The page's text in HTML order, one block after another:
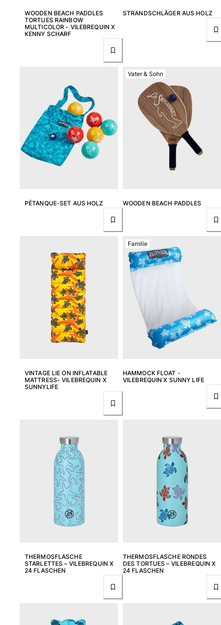
Bademode
Badeanzug
Alle Bademode anzeigen
Bekleidung
Kleider und Röcke
Overall
Shorts
Accessoires
Alle Accessoires anzeigen
Kappen und Anglerhüte
Kappe
Hut
Alle Kappen und Anglerhüte anzeigen
Strandtücher
Unisex-Handtuch
Strandtaschen
Strandtaschen
Mini-Taschen
Stoffbeutel
Alle Taschen anzeigen
Sonnenbrille
Schals
WOODEN BEACH PADDLES
TORTUES RAINBOW
MULTICOLOR - VILEBREQUIN X
KENNY SCHARF
STRANDSCHLÄGER AUS HOLZ
PÉTANQUE-SET AUS HOLZ WOODEN BEACH PADDLES
Vater & Sohn
VINTAGE LIE ON INFLATABLE
MATTRESS- VILEBREQUIN X
SUNNYLIFE
HAMMOCK FLOAT -
VILEBREQUIN X SUNNY LIFE
Familie
THERMOSFLASCHE
STARLETTES – VILEBREQUIN X
24 FLASCHEN
THERMOSFLASCHE RONDES
DES TORTUES – VILEBREQUIN X
24 FLASCHEN